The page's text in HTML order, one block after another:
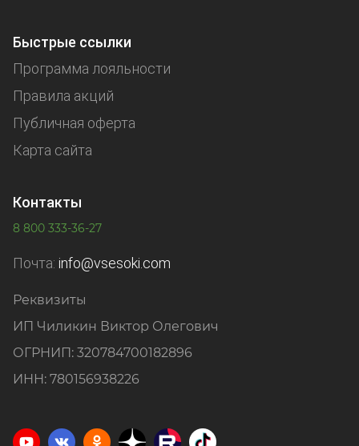
Быстрые ссылки
Программа лояльности
Правила акций
Публичная оферта
Карта сайта
Контакты
8 800 333-36-27
Почта: info@vsesoki.com
Реквизиты
ИП Чиликин Виктор Олегович
ОГРНИП: 320784700182896
ИНН: 780156938226